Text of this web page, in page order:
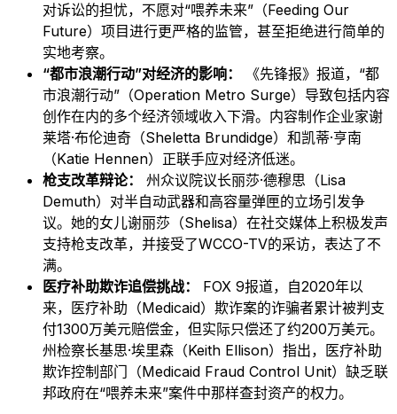
对诉讼的担忧，不愿对“喂养未来”（Feeding Our
Future）项目进行更严格的监管，甚至拒绝进行简单的
实地考察。
“都市浪潮行动”对经济的影响：
《先锋报》报道，“都
市浪潮行动”（Operation Metro Surge）导致包括内容
创作在内的多个经济领域收入下滑。内容制作企业家谢
莱塔·布伦迪奇（Sheletta Brundidge）和凯蒂·亨南
（Katie Hennen）正联手应对经济低迷。
枪支改革辩论：
州众议院议长丽莎·德穆思（Lisa
Demuth）对半自动武器和高容量弹匣的立场引发争
议。她的女儿谢丽莎（Shelisa）在社交媒体上积极发声
支持枪支改革，并接受了WCCO-TV的采访，表达了不
满。
医疗补助欺诈追偿挑战：
FOX 9报道，自2020年以
来，医疗补助（Medicaid）欺诈案的诈骗者累计被判支
付1300万美元赔偿金，但实际只偿还了约200万美元。
州检察长基思·埃里森（Keith Ellison）指出，医疗补助
欺诈控制部门（Medicaid Fraud Control Unit）缺乏联
邦政府在“喂养未来”案件中那样查封资产的权力。